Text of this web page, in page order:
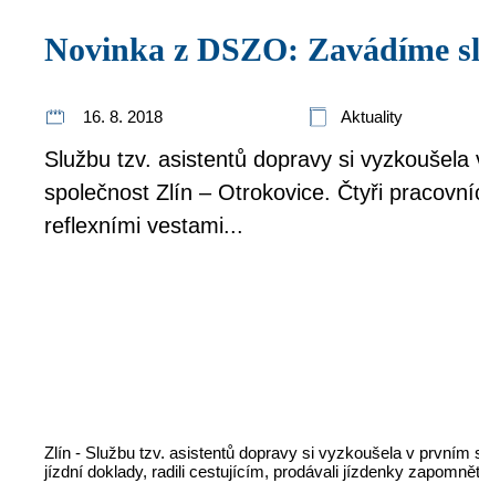
Novinka z DSZO: Zavádíme
16. 8. 2018 Aktuality
Službu tzv. asistentů dopravy si
společnost Zlín – Otrokovice. Čtyři
reflexními vestami...
Zlín - Službu tzv. asistentů dopravy si vyzkoušela v
jízdní doklady, radili cestujícím, prodávali jízdenky